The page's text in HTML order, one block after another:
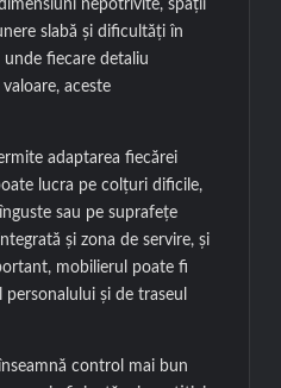
nepotrivite, spații
slabă și dificultăți în
fiecare detaliu
aceste
adaptarea fiecărei
lucra pe colțuri dificile,
sau pe suprafețe
și zona de servire, și
mobilierul poate fi
și de traseul
control mai bun